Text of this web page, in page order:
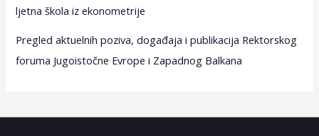
ljetna škola iz ekonometrije
Pregled aktuelnih poziva, događaja i publikacija Rektorskog
foruma Jugoistočne Evrope i Zapadnog Balkana